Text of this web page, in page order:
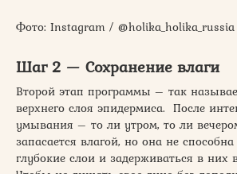
Фото: Instagram / @holika_holika_russia
Шаг 2 — Сохранение влаги
Второй этап программы – так
верхнего слоя эпидермиса. После
умывания – то ли утром, то ли
запасается влагой, но она не
глубокие слои и задерживаться в них